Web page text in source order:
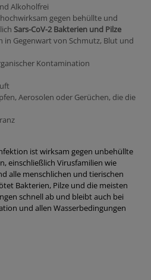
Alkoholfrei
gegen behüllte und
Sars-CoV-2 Bakterien und Pilze
in Gegenwart von Schmutz, Blut und
Kontamination
Aerosolen oder Gerüchen, die die
ist wirksam gegen unbehüllte
einschließlich Virusfamilien wie
alle menschlichen und tierischen
Bakterien, Pilze und die meisten
schnell ab und bleibt auch bei
und allen Wasserbedingungen